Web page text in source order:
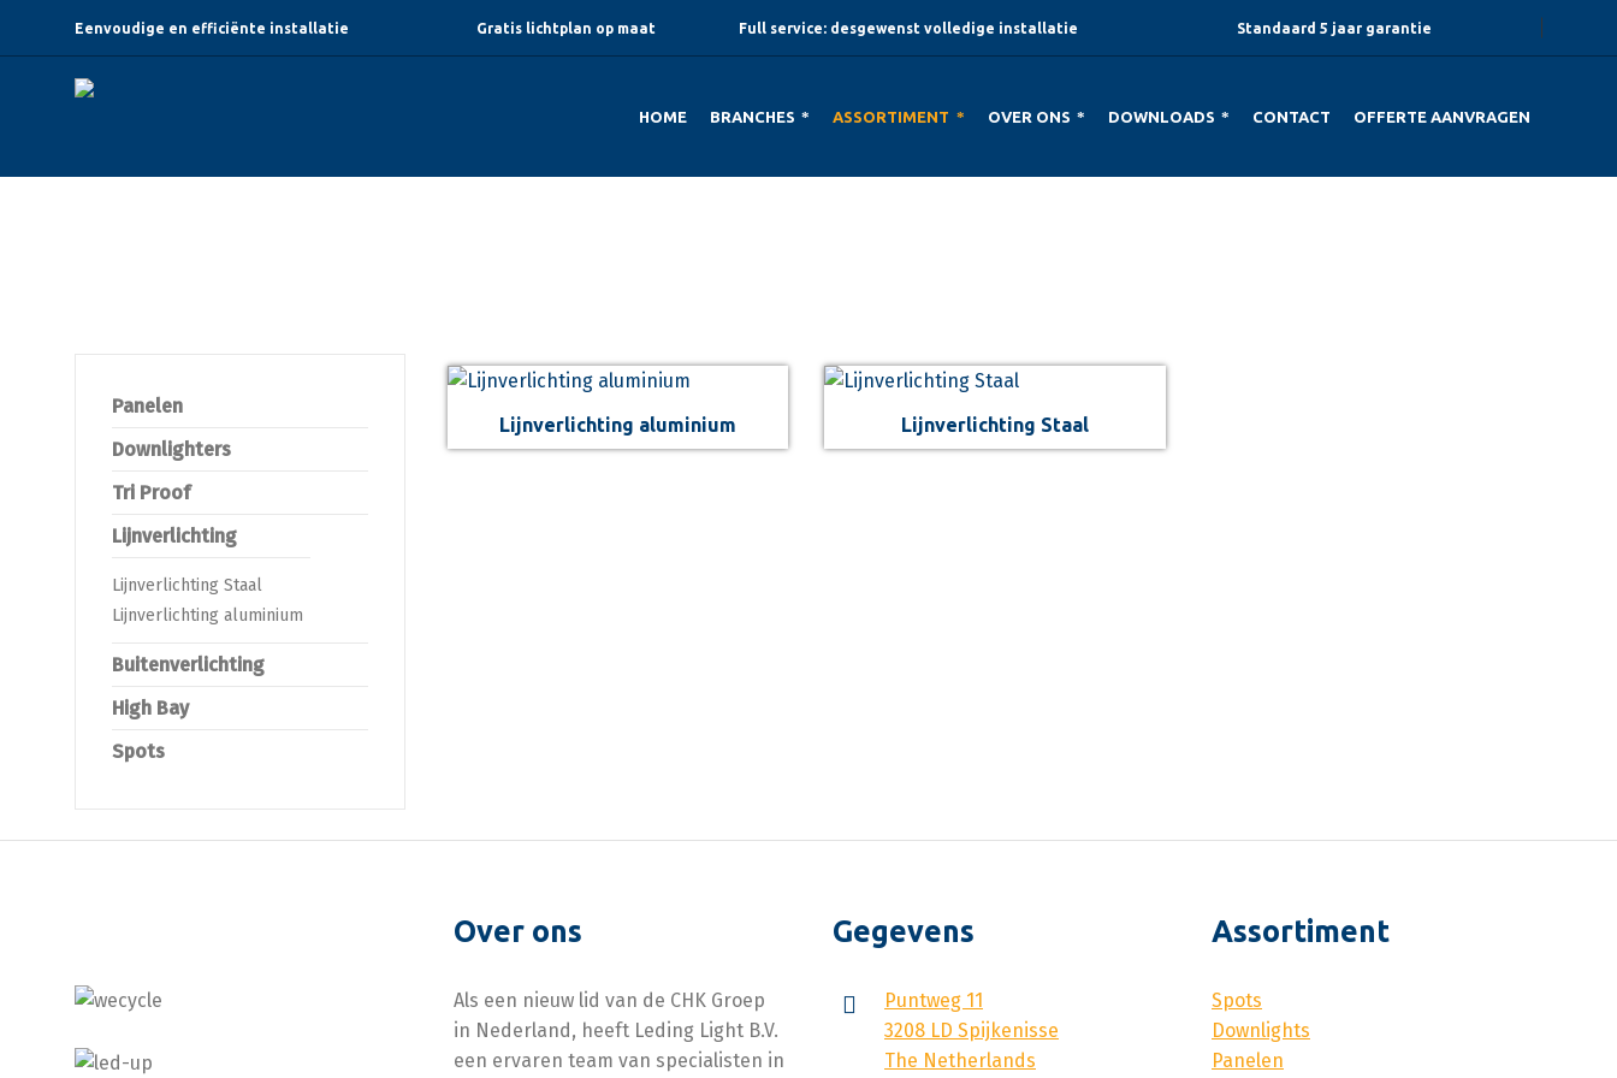
Eenvoudige en efficiënte installatie Gratis lichtplan op maat Full service: desgewenst volledige installatie Standaard 5 jaar garantie
HOME BRANCHES ASSORTIMENT OVER ONS DOWNLOADS CONTACT OFFERTE AANVRAGEN
Lijnverlichting aluminium Lijnverlichting Staal
Panelen
Downlighters
Tri Proof
Lijnverlichting
Lijnverlichting Staal
Lijnverlichting aluminium
Buitenverlichting
High Bay
Spots
Over ons
Als een nieuw lid van de CHK Groep
in Nederland, heeft Leding Light B.V.
een ervaren team van specialisten in
Gegevens
Puntweg 11
3208 LD Spijkenisse
The Netherlands
Assortiment
Spots
Downlights
Panelen